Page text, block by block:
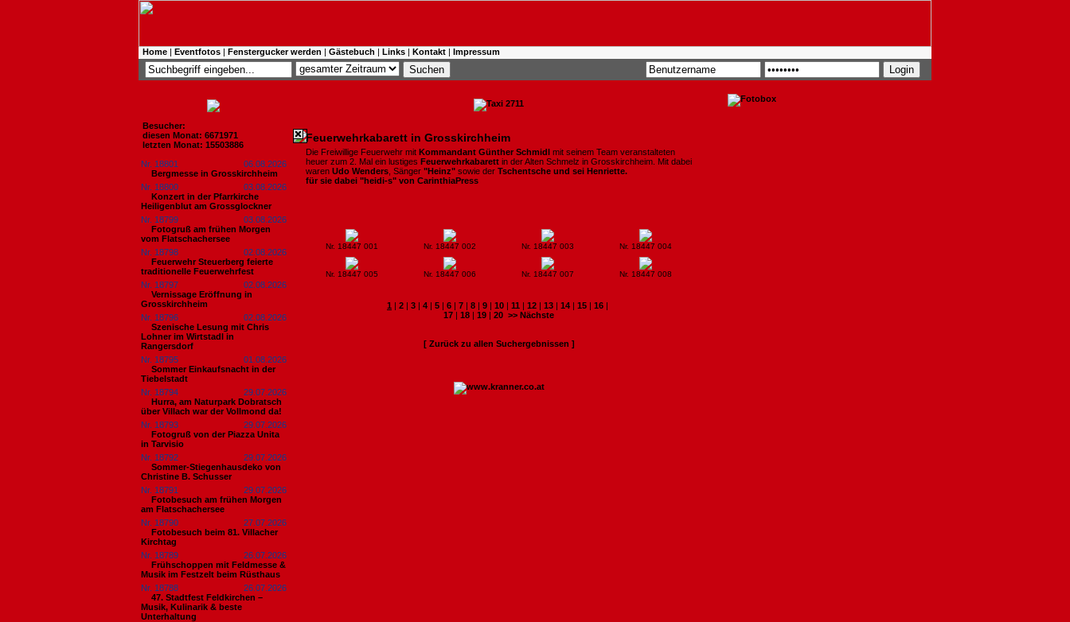
Home | Eventfotos | Fenstergucker werden | Gästebuch | Links | Kontakt | Impressum
Besucher:
diesen Monat: 6671971
letzten Monat: 15503886
Nr. 18801
06.08.2026
Bergmesse in Grosskirchheim
Nr. 18800
03.08.2026
Konzert in der Pfarrkirche
Heiligenblut am Grossglockner
Nr. 18799
03.08.2026
Fotogruß am frühen Morgen
vom Flatschachersee
Nr. 18798
02.08.2026
Feuerwehr Steuerberg feierte
traditionelle Feuerwehrfest
Nr. 18797
02.08.2026
Vernissage Eröffnung in
Grosskirchheim
Nr. 18796
02.08.2026
Szenische Lesung mit Chris
Lohner im Wirtstadl in
Rangersdorf
Nr. 18795
01.08.2026
Sommer Einkaufsnacht in der
Tiebelstadt
Nr. 18794
29.07.2026
Hurra, am Naturpark Dobratsch
über Villach war der Vollmond da!
Nr. 18793
29.07.2026
Fotogruß von der Piazza Unita
in Tarvisio
Nr. 18792
29.07.2026
Sommer-Stiegenhausdeko von
Christine B. Schusser
Nr. 18791
29.07.2026
Fotobesuch am frühen Morgen
am Flatschachersee
Nr. 18790
27.07.2026
Fotobesuch beim 81. Villacher
Kirchtag
Nr. 18789
26.07.2026
Frühschoppen mit Feldmesse &
Musik im Festzelt beim Rüsthaus
Nr. 18788
26.07.2026
47. Stadtfest Feldkirchen –
Musik, Kulinarik & beste
Unterhaltung
Feuerwehrkabarett in Grosskirchheim
Die Freiwillige Feuerwehr mit Kommandant Günther Schmidl mit seinem Team veranstalteten
heuer zum 2. Mal ein lustiges Feuerwehrkabarett in der Alten Schmelz in Grosskirchheim. Mit dabei
waren Udo Wenders , Sänger "Heinz" sowie der Tschentsche und sei Henriette.
für sie dabei "heidi-s" von CarinthiaPress
Nr. 18447 001 Nr. 18447 002 Nr. 18447 003 Nr. 18447 004
Nr. 18447 005 Nr. 18447 006 Nr. 18447 007 Nr. 18447 008
1 | 2 | 3 | 4 | 5 | 6 | 7 | 8 | 9 | 10 | 11 | 12 | 13 | 14 | 15 | 16 |
17 | 18 | 19 | 20 >> Nächste
[ Zurück zu allen Suchergebnissen ]